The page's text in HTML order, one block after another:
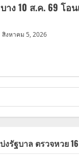
าง 10 ส.ค. 69 โอ
สิงหาคม 5, 2026
รัฐบาล ตรวจหวย